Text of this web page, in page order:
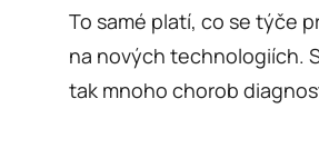
To samé platí, co se týče
na nových technologiích.
tak mnoho chorob